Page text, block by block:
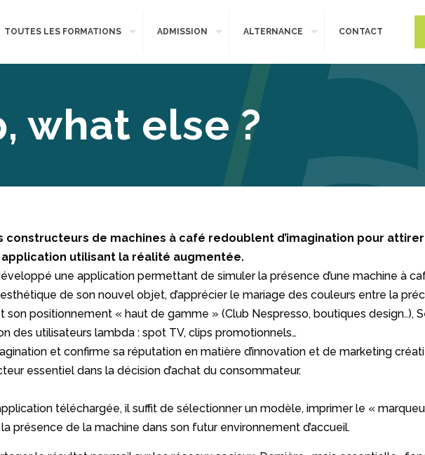
TOUTES LES FORMATIONS ADMISSION ALTERNANCE CONTACT
what else ?
de machines à café redoublent d’imagination pour
application utilisant la réalité augmentée.
une application permettant de simuler la présence d’une machine à
de son nouvel objet, d’apprécier le mariage des couleurs entre la
son positionnement « haut de gamme » (Club Nespresso, boutiques design..),
des utilisateurs lambda : spot TV, clips promotionnels…
et confirme sa réputation en matière d’innovation et de marketing
essentiel dans la décision d’achat du consommateur.
téléchargée, il suffit de sélectionner un modèle, imprimer le «
présence de la machine dans son futur environnement d’accueil.